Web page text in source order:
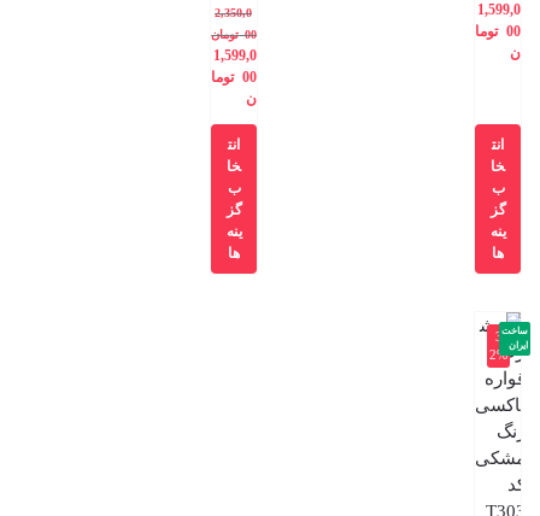
1,599,0
00 توما
ن
انت
خا
ب
گز
ینه
ها
2,350,0
00 تومان
1,599,0
00 توما
ن
انت
خا
ب
گز
ینه
ها
-3
2%
ساخت
ایران